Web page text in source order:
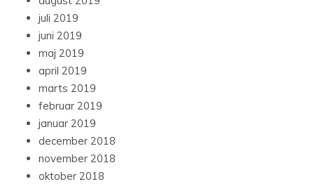
juli 2019
juni 2019
maj 2019
april 2019
marts 2019
februar 2019
januar 2019
december 2018
november 2018
oktober 2018